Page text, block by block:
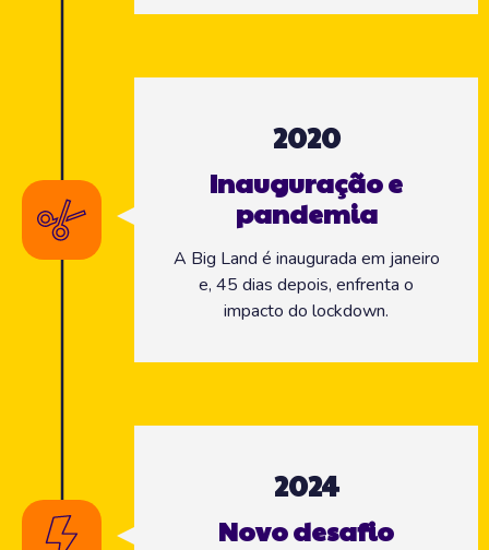
2020
Inauguração e
pandemia
A Big Land é inaugurada em janeiro
e, 45 dias depois, enfrenta o
impacto do lockdown.
2024
Novo desafio